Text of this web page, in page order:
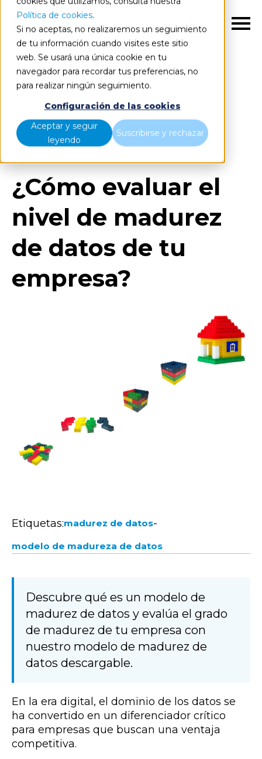
Política de cookies.
Si no aceptas, no realizaremos un seguimiento
de tu información cuando visites este sitio
web. Se usará una única cookie en tu
navegador para recordar tus preferencias, no
para realizar ningún seguimiento.
Configuración de las cookies
Aceptar y seguir
leyendo
Suscribirse y rechazar
ES
¿Cómo evaluar el nivel de madurez de datos de tu
empresa?
¿Cómo evaluar el
nivel de madurez
de datos de tu
empresa?
Etiquetas:madurez de datos-
modelo de madureza de datos
Descubre qué es un modelo de
madurez de datos y evalúa el grado
de madurez de tu empresa con
nuestro modelo de madurez de
datos descargable.
En la era digital, el dominio de los datos se
ha convertido en un diferenciador crítico
para empresas que buscan una ventaja
competitiva.